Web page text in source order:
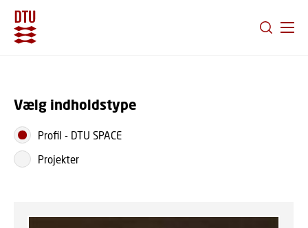
Vælg indholdstype
Profil - DTU SPACE
Projekter